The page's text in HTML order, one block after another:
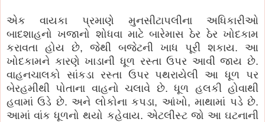
એક વાયકા પ્રમાણે મુનસીટાપલીના અધિકારીઓ
બાદશાહનો ખજાનો શોધવા માટે બારેમાસ ઠેર ઠેર ખોદકામ
કરાવતા હોય છે, જેથી બજેટની ખાધ પૂરી શકાય. આ
ખોદકામને કારણે ખાડાની ધૂળ રસ્તા ઉપર આવી જાય છે.
વાહનચાલકો સાંકડા રસ્તા ઉપર પથરાયેલી આ ધૂળ પર
બેરહમીથી પોતાના વાહનો ચલાવે છે. ધૂળ હલકી હોવાથી
હવામાં ઉડે છે. અને લોકોના કપડા, આંખો, માથામાં પડે છે.
આમાં વાંક ધૂળનો થયો કહેવાય. એટલીસ્ટ જો આ ઘટનાની